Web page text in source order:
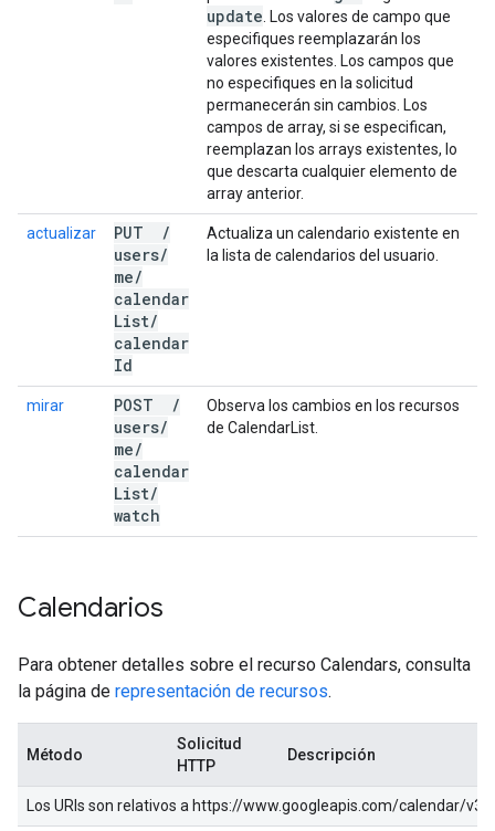
update . Los valores de campo que
especifiques reemplazarán los
valores existentes. Los campos que
no especifiques en la solicitud
permanecerán sin cambios. Los
campos de array, si se especifican,
reemplazan los arrays existentes, lo
que descarta cualquier elemento de
array anterior.
actualizar PUT
/
users/
me/
calendar
List/
calendar
Id
Actualiza un calendario existente en
la lista de calendarios del usuario.
mirar POST
/
users/
me/
calendar
List/
watch
Observa los cambios en los recursos
de CalendarList.
Calendarios
Para obtener detalles sobre el recurso Calendars, consulta
la página de representación de recursos.
Método
Solicitud
HTTP
Descripción
Los URIs son relativos a https://www.googleapis.com/calendar/v3,